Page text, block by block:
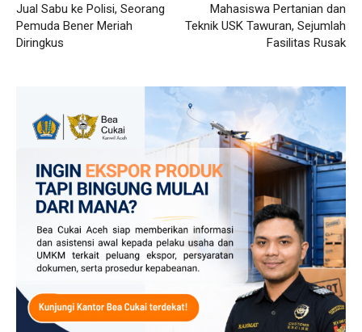
Jual Sabu ke Polisi, Seorang
Pemuda Bener Meriah
Diringkus
Mahasiswa Pertanian dan
Teknik USK Tawuran, Sejumlah
Fasilitas Rusak